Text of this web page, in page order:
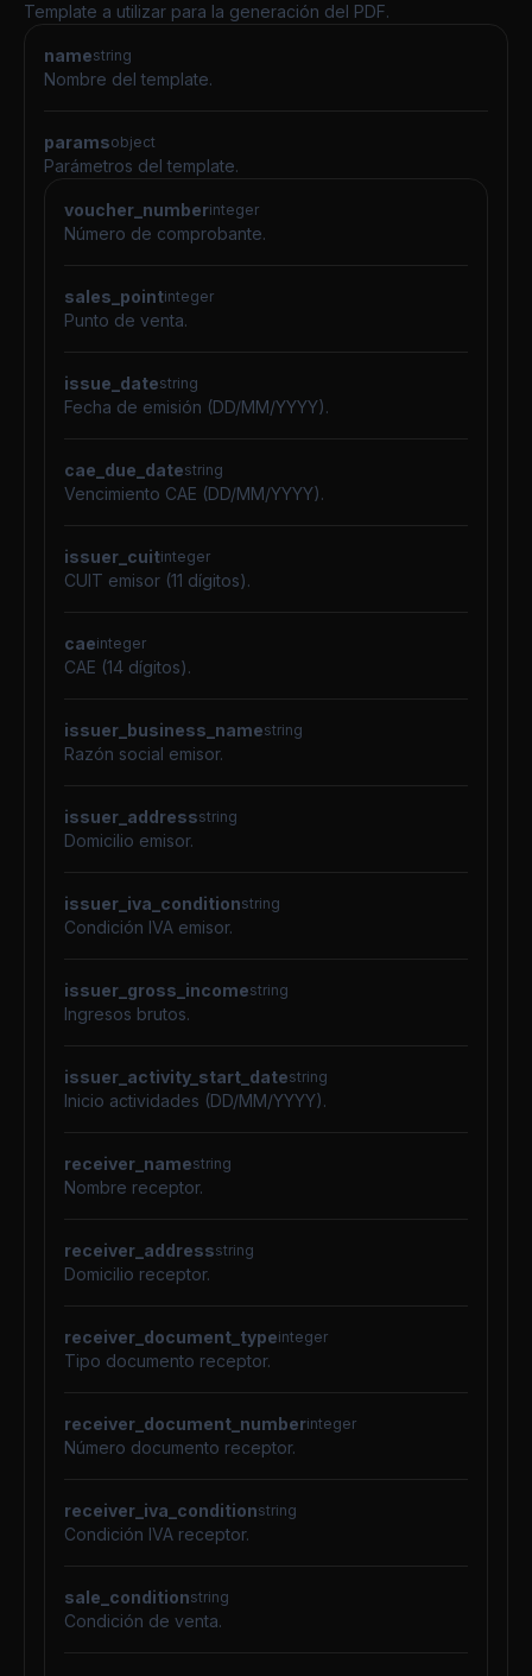
Template a utilizar para la generación del PDF.
namestring
Nombre del template.
paramsobject
Parámetros del template.
voucher_numberinteger
Número de comprobante.
sales_pointinteger
Punto de venta.
issue_datestring
Fecha de emisión (DD/MM/YYYY).
cae_due_datestring
Vencimiento CAE (DD/MM/YYYY).
issuer_cuitinteger
CUIT emisor (11 dígitos).
caeinteger
CAE (14 dígitos).
issuer_business_namestring
Razón social emisor.
issuer_addressstring
Domicilio emisor.
issuer_iva_conditionstring
Condición IVA emisor.
issuer_gross_incomestring
Ingresos brutos.
issuer_activity_start_datestring
Inicio actividades (DD/MM/YYYY).
receiver_namestring
Nombre receptor.
receiver_addressstring
Domicilio receptor.
receiver_document_typeinteger
Tipo documento receptor.
receiver_document_numberinteger
Número documento receptor.
receiver_iva_conditionstring
Condición IVA receptor.
sale_conditionstring
Condición de venta.